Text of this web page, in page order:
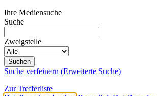
Ihre Mediensuche
Suche
Zweigstelle
Suche verfeinern (Erweiterte Suche)
Zur Trefferliste